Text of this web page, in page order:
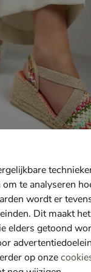
Terra NZ
- multi
voor € 62,99
en bekijk de nieuwe
bij Nelson.
schoenen zijn in de loop
te analyseren
wordt er
Dit maakt het
elders getoond
op onze